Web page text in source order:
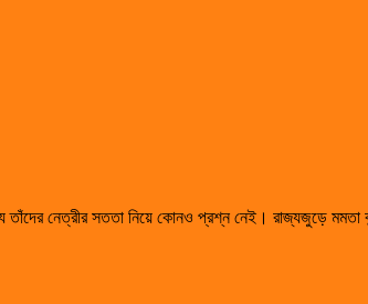
নেত্রীর সততা নিয়ে কোনও প্রশ্ন নেই। রাজ্যজুড়ে মমতা